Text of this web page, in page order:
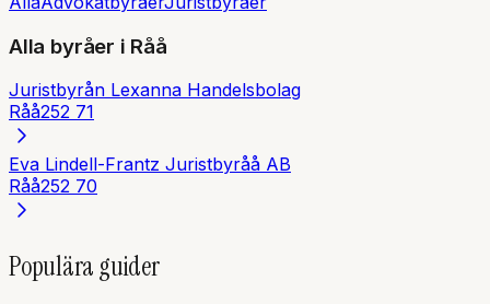
Alla byråer i Råå
Juristbyrån Lexanna Handelsbolag
Råå252 71
Eva Lindell-Frantz Juristbyråå AB
Råå252 70
Populära guider